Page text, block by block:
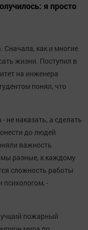
я просто
как и многие
жизни. Поступил в
на инженера
понял, что
не наказать, а сделать
до людей
важность
мы разные, к каждому
сложность работы
психологом, -
пожарный